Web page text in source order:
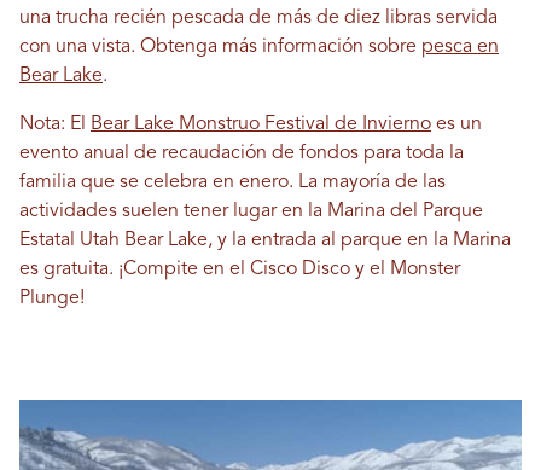
una trucha recién pescada de más de diez libras servida
con una vista. Obtenga más información sobre pesca en
Bear Lake.
Nota: El Bear Lake Monstruo Festival de Invierno es un
evento anual de recaudación de fondos para toda la
familia que se celebra en enero. La mayoría de las
actividades suelen tener lugar en la Marina del Parque
Estatal Utah Bear Lake, y la entrada al parque en la Marina
es gratuita. ¡Compite en el Cisco Disco y el Monster
Plunge!